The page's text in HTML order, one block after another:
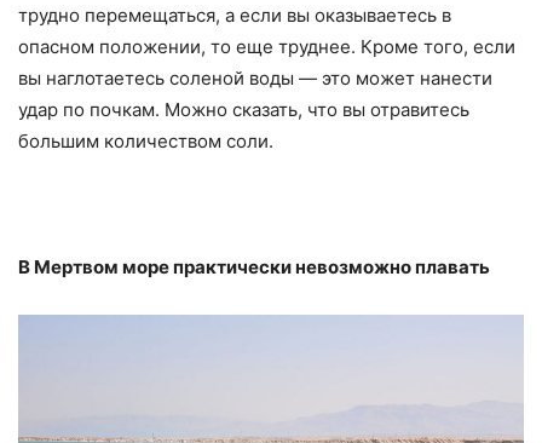
трудно перемещаться, а если вы оказываетесь в
опасном положении, то еще труднее. Кроме того, если
вы наглотаетесь соленой воды — это может нанести
удар по почкам. Можно сказать, что вы отравитесь
большим количеством соли.
В Мертвом море практически невозможно плавать